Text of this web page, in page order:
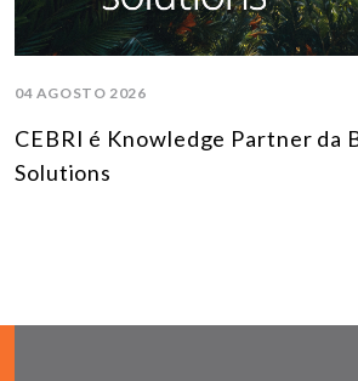
04 AGOSTO 2026
CEBRI é Knowledge Partner da
Solutions